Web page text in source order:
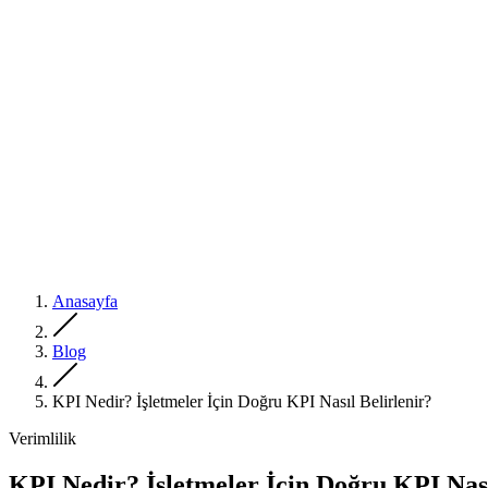
Anasayfa
Blog
KPI Nedir? İşletmeler İçin Doğru KPI Nasıl Belirlenir?
Verimlilik